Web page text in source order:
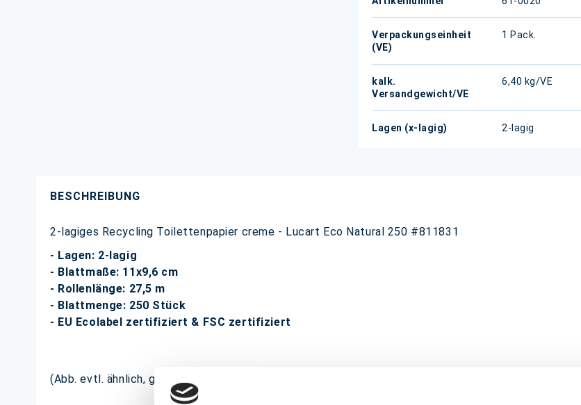
Verpackungseinheit
(VE)
1 Pack.
kalk.
Versandgewicht/VE
6,40 kg/VE
Lagen (x-lagig) 2-lagig
BESCHREIBUNG
2-lagiges Recycling Toilettenpapier creme - Lucart Eco Natural 250 #811831
- Lagen: 2-lagig
- Blattmaße: 11x9,6 cm
- Rollenlänge: 27,5 m
- Blattmenge: 250 Stück
- EU Ecolabel zertifiziert & FSC zertifiziert
(Abb. evtl. ähnlich, ggf. ohne Dekoration)